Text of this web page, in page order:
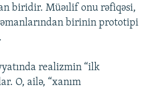
biridir. Müəılif onu rəfiqəsi,
birinin prototipi
realizmin “ilk
O, ailə, “xanım